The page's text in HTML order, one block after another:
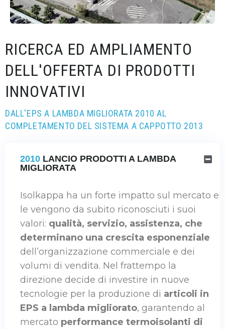
RICERCA ED AMPLIAMENTO
DELL'OFFERTA DI PRODOTTI
INNOVATIVI
DALL'EPS A LAMBDA MIGLIORATA 2010 AL
COMPLETAMENTO DEL SISTEMA A CAPPOTTO 2013
2010 LANCIO PRODOTTI A LAMBDA
MIGLIORATA
Isolkappa ha un forte impatto sul mercato e
le vengono da subito riconosciuti i suoi
valori: qualità, servizio, assistenza, che
determinano una crescita esponenziale
dell’organizzazione commerciale e dei
volumi di vendita. Nel frattempo la
direzione decide di investire in nuove
tecnologie per la produzione di articoli in
EPS a lambda migliorato, garantendo al
mercato performance termoisolanti di